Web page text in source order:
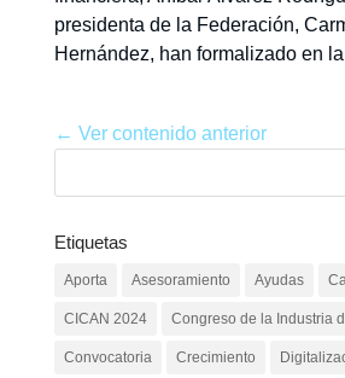
presidenta de la Federación,
Hernández, han formalizado en
← Ver contenido anterior
Etiquetas
Aporta Asesoramiento Ayudas
CICAN 2024 Congreso de la Industria
Convocatoria Crecimiento